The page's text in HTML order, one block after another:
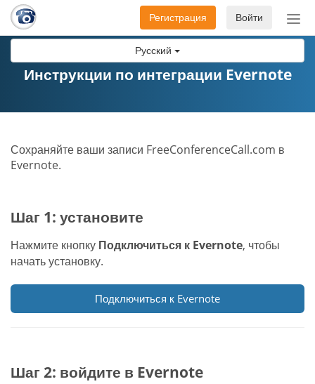
Русский
Войти
Регистрация
Инструкции по интеграции Evernote
Сохраняйте ваши записи FreeConferenceCall.com в
Evernote.
Шаг 1: установите
Нажмите кнопку Подключиться к Evernote, чтобы
начать установку.
Подключиться к Evernote
Шаг 2: войдите в Evernote